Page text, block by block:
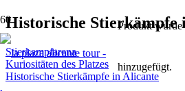
Produktwurde
hinzugefügt.
Historische Stierkämpfe
Stierkampfarena
Kuriositäten des Platzes
Historische Stierkämpfe in Alicante